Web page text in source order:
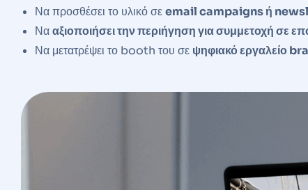
Να προσθέσει το υλικό σεemail campaigns ή
Νααξιοποιήσει την περιήγηση για συμμετοχή σε
Να μετατρέψει το booth του σε ψηφιακό εργαλείο